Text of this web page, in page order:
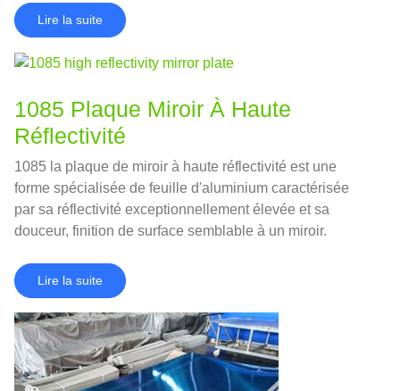
corrosion et sa bonne formabilité.
Lire la suite
1085 Plaque Miroir À Haute
Réflectivité
1085 la plaque de miroir à haute réflectivité est une
forme spécialisée de feuille d'aluminium caractérisée
par sa réflectivité exceptionnellement élevée et sa
douceur, finition de surface semblable à un miroir.
Lire la suite